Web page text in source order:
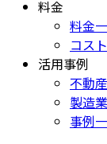
料金
料金
コス
活用事例
不動
製造
事例